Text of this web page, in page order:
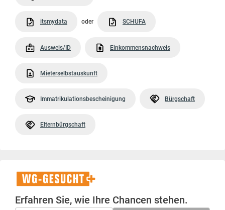
itsmydata oder SCHUFA
Ausweis/ID Einkommensnachweis
Mieterselbstauskunft
Immatrikulationsbescheinigung Bürgschaft
Elternbürgschaft
WG-
Gesucht+
Erfahren Sie, wie Ihre Chancen stehen.